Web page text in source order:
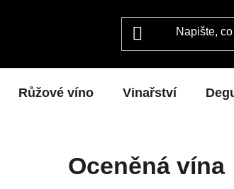
Růžové víno Vinařství
Oceněná vína